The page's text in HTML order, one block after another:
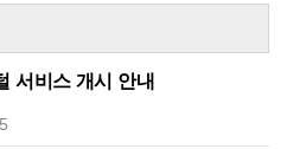
서비스 개시 안내